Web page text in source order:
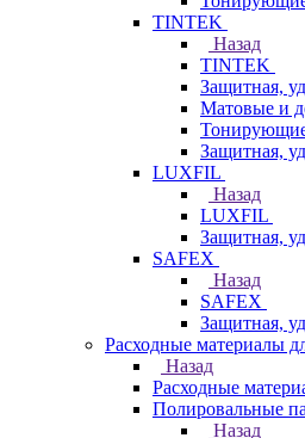
TINTEK
Назад
TINTEK
Защитная,
Матовые и
Защитная,
LUXFIL
Назад
LUXFIL
Защитная,
SAFEX
Назад
SAFEX
Защитная,
Расходные материалы
Назад
Расходные
Полировальные
Назад